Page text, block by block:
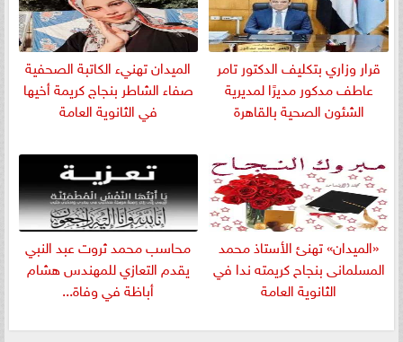
قرار وزاري بتكليف الدكتور تامر
عاطف مدكور مديرًا لمديرية
الشئون الصحية بالقاهرة
الميدان تهنيء الكاتبة الصحفية
صفاء الشاطر بنجاج كريمة أخيها
في الثانوية العامة
«الميدان» تهنئ الأستاذ محمد
المسلمانى بنجاح كريمته ندا في
الثانوية العامة
​محاسب محمد ثروت عبد النبي
يقدم التعازي للمهندس هشام
أباظة في وفاة...